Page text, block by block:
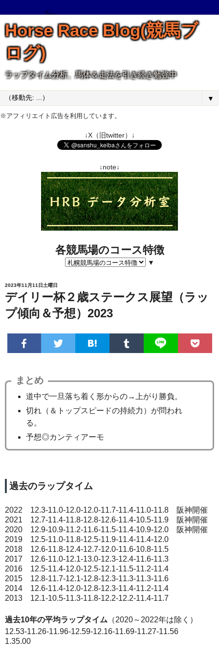
Horse Race Blog(競馬ブ
ログ)
ラップタイム分析、馬体＆走法を引き続き勉強中
▼
※アフィリエイト広告を利用しています。
↓X（旧twitter）↓
↓note↓
各競馬場のコース特徴
▼
2023年11月11日土曜日
デイリー杯２歳ステークス展望（ラッ
プ傾向＆予想）2023
まとめ
道中で一旦落ち着く形からの→上がり勝負。
切れ（＆トップスピードの持続力）が問われ
る。
予想◎カンティアーモ
過去のラップタイム
2022 12.3-11.0-12.0-12.0-11.7-11.4-11.0-11.8 阪神開催
2021 12.7-11.4-11.8-12.8-12.6-11.4-10.5-11.9 阪神開催
2020 12.9-10.9-11.2-11.6-11.5-11.4-10.9-12.0 阪神開催
2019 12.5-11.0-11.8-12.5-11.9-11.4-11.4-12.0
2018 12.6-11.8-12.4-12.7-12.0-11.6-10.8-11.5
2017 12.6-11.0-12.1-13.0-12.3-12.4-11.6-11.3
2016 12.5-11.4-12.0-12.5-12.1-11.5-11.2-11.4
2015 12.8-11.7-12.1-12.8-12.3-11.3-11.3-11.6
2014 12.6-11.4-12.0-12.8-12.3-11.4-11.2-11.4
2013 12.1-10.5-11.3-11.8-12.2-12.2-11.4-11.7
過去10年の平均ラップタイム （2020～2022年は除く）
12.53-11.26-11.96-12.59-12.16-11.69-11.27-11.56
1.35.00